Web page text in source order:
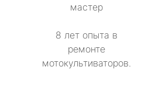
мастер
8 лет опыта в
ремонте
мотокультиваторов.